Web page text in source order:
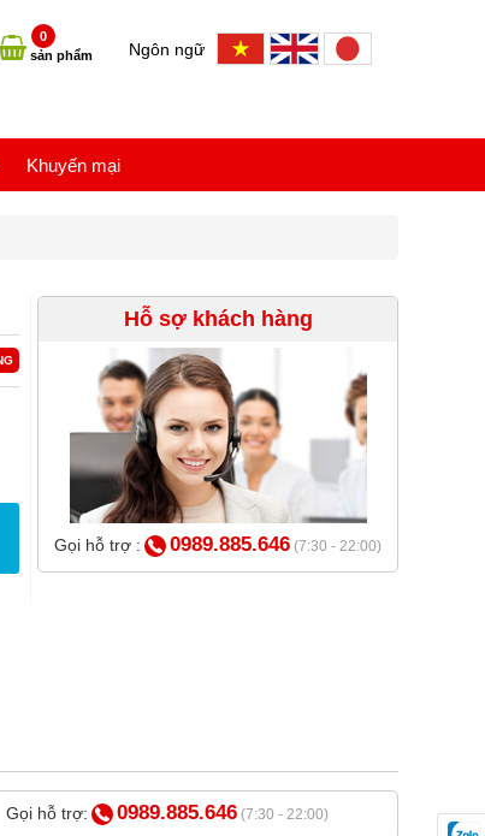
0
sản phẩm
Ngôn ngữ
Khuyến mại
Hỗ sợ khách hàng
Gọi hỗ trợ : 0989.885.646 (7:30 - 22:00)
Gọi hỗ trợ: 0989.885.646 (7:30 - 22:00)